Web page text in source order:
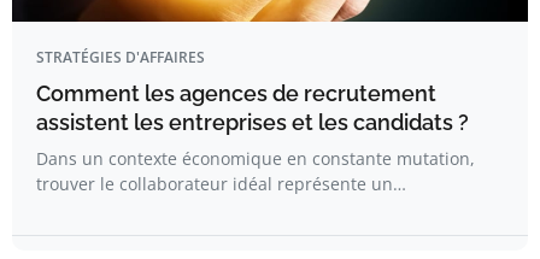
STRATÉGIES D'AFFAIRES
Comment les agences de recrutement
assistent les entreprises et les candidats ?
Dans un contexte économique en constante mutation,
trouver le collaborateur idéal représente un…